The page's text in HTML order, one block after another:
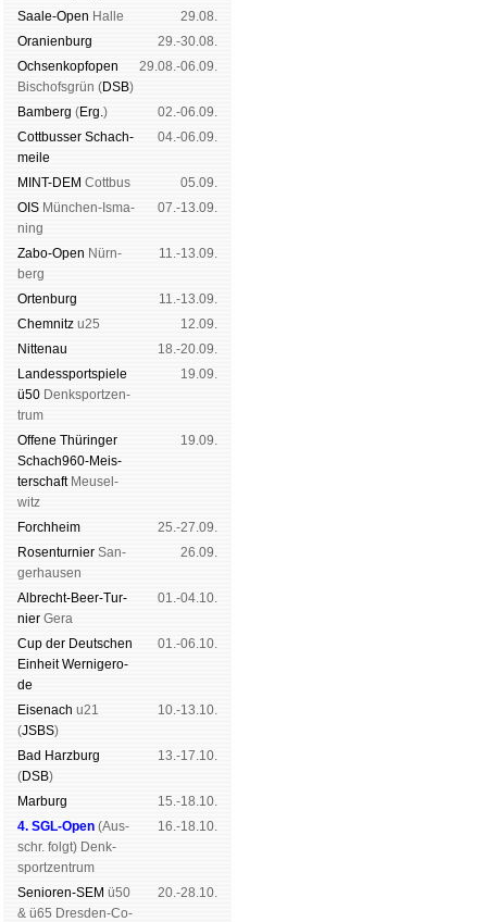
Saale-Open Halle
29.08.
Oranien­burg
29.-30.08.
Och­sen­kopf­open
Bischofs­grün (DSB)
29.08.-06.09.
Bam­berg (Erg.)
02.-06.09.
Cott­busser Schach­
meile
04.-06.09.
MINT-DEM Cott­bus
05.09.
OIS Mün­chen-Is­ma­
ning
07.-13.09.
Zabo-Open Nürn­
berg
11.-13.09.
Orten­burg
11.-13.09.
Chem­nitz u25
12.09.
Nitte­nau
18.-20.09.
Landes­sport­spiele
ü50 Denk­sport­zen­
trum
19.09.
Offene Thü­rin­ger
Schach960-Meis­
ter­schaftMeu­sel­
witz
19.09.
Forch­heim
25.-27.09.
Rosen­tur­nier San­
ger­hau­sen
26.09.
Albrecht-Beer-Tur­
nier Ge­ra
01.-04.10.
Cup der Deut­schen
Ein­heit Wer­ni­ge­ro­
de
01.-06.10.
Eise­nach u21
(JSBS)
10.-13.10.
Bad Harz­burg
(DSB)
13.-17.10.
Mar­burg
15.-18.10.
4. SGL-Open (Aus­
schr. folgt) Denk­
sport­zen­trum
16.-18.10.
Senioren-SEM ü50
& ü65 Dres­den-Co­
20.-28.10.